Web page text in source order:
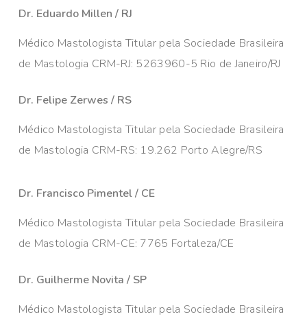
Dr. Eduardo Millen / RJ
Médico Mastologista Titular pela Sociedade Brasileira
de Mastologia CRM-RJ: 5263960-5 Rio de Janeiro/RJ
Dr. Felipe Zerwes / RS
Médico Mastologista Titular pela Sociedade Brasileira
de Mastologia CRM-RS: 19.262 Porto Alegre/RS
Dr. Francisco Pimentel / CE
Médico Mastologista Titular pela Sociedade Brasileira
de Mastologia CRM-CE: 7765 Fortaleza/CE
Dr. Guilherme Novita / SP
Médico Mastologista Titular pela Sociedade Brasileira